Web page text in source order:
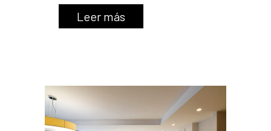
Leer más